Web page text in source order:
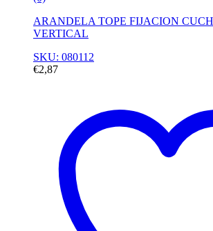
ARANDELA TOPE FIJACION
VERTICAL
SKU: 080112
€2,87